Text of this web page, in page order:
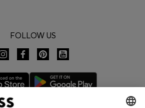
FOLLOW US